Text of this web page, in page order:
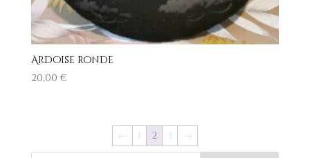
Ardoise ronde
20,00€
← 1 2 3 →